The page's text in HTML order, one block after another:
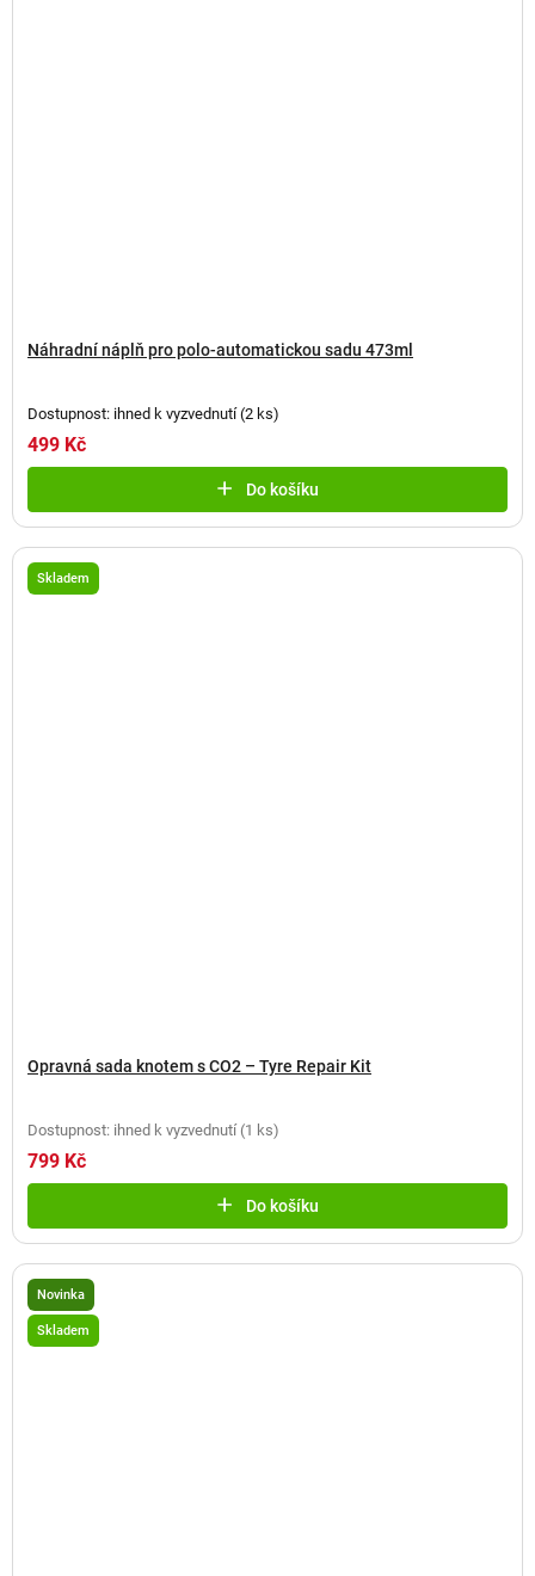
Náhradní náplň pro polo-automatickou sadu 473ml
Dostupnost: ihned k vyzvednutí(2 ks)
499 Kč
Do košíku
Skladem
Opravná sada knotem s CO2 – Tyre Repair Kit
Dostupnost: ihned k vyzvednutí (1 ks)
799 Kč
Do košíku
Novinka
Skladem